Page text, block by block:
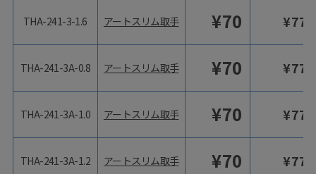
THA-241-3-1.6
THA-241-3A-0.8
THA-241-3A-1.0
THA-241-3A-1.2
アートスリム取手 ¥70 ¥77
アートスリム取手 ¥70 ¥77
アートスリム取手 ¥70 ¥77
アートスリム取手 ¥70 ¥77